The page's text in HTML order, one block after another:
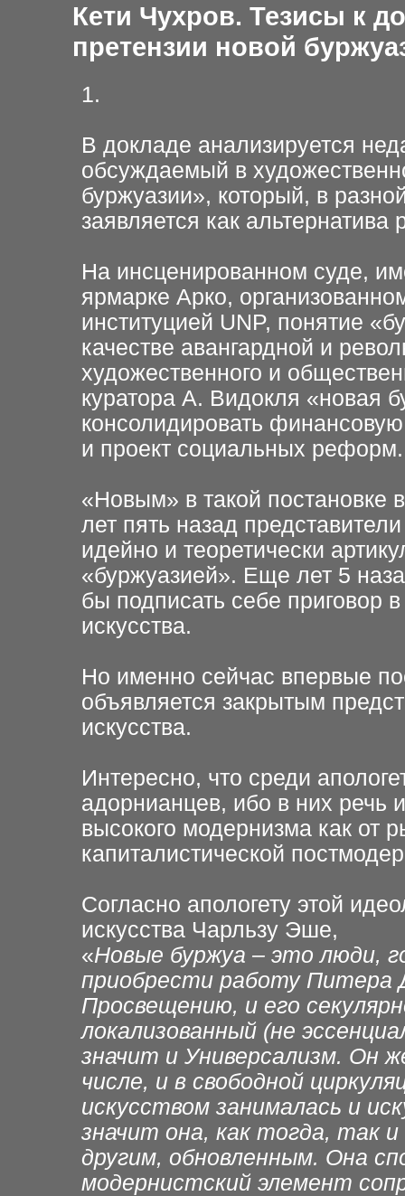
Кети Чухров. Тезисы к
претензии новой
1.
В докладе анализируется
обсуждаемый в
буржуазии», который, в
заявляется как
На инсценированном суде,
ярмарке Арко,
институцией UNP, понятие
качестве авангардной и
художественного и
куратора А. Видокля «новая
консолидировать
и проект социальных реформ.
«Новым» в такой постановке
лет пять назад
идейно и теоретически
«буржуазией». Еще лет 5
бы подписать себе приговор
искусства.
Но именно сейчас впервые
объявляется закрытым
искусства.
Интересно, что среди
адорнианцев, ибо в них речь
высокого модернизма как от
капиталистической
Согласно апологету этой
искусства Чарльзу Эше,
«Новые буржуа – это люди,
приобрести работу Питера
Просвещению, и его
локализованный (не
значит и Универсализм. Он
числе, и в свободной
искусством занималась и
значит она, как тогда, так
другим, обновленным. Она
модернистский элемент